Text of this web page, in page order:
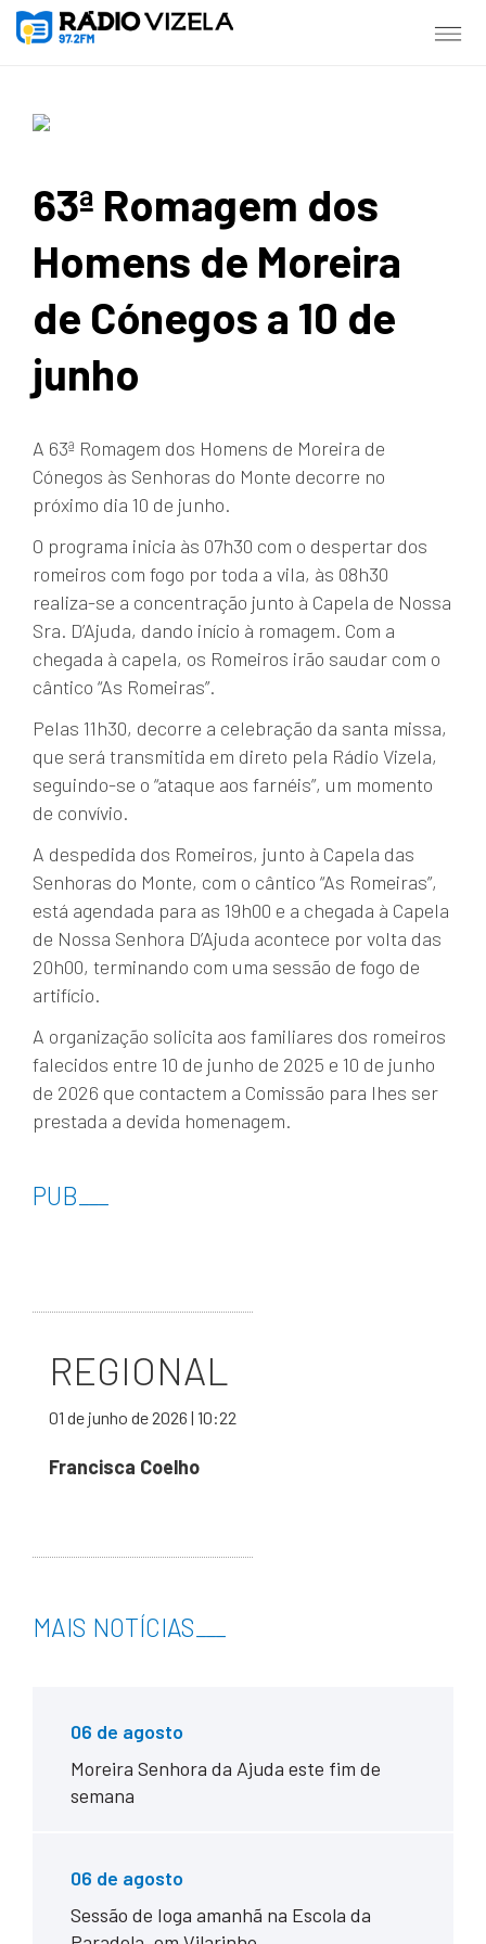
63ª Romagem dos
Homens de Moreira
de Cónegos a 10 de
junho
A 63ª Romagem dos Homens de Moreira de
Cónegos às Senhoras do Monte decorre no
próximo dia 10 de junho.
O programa inicia às 07h30 com o despertar dos
romeiros com fogo por toda a vila, às 08h30
realiza-se a concentração junto à Capela de Nossa
Sra. D’Ajuda, dando início à romagem. Com a
chegada à capela, os Romeiros irão saudar com o
cântico “As Romeiras”.
Pelas 11h30, decorre a celebração da santa missa,
que será transmitida em direto pela Rádio Vizela,
seguindo-se o “ataque aos farnéis”, um momento
de convívio.
A despedida dos Romeiros, junto à Capela das
Senhoras do Monte, com o cântico “As Romeiras”,
está agendada para as 19h00 e a chegada à Capela
de Nossa Senhora D’Ajuda acontece por volta das
20h00, terminando com uma sessão de fogo de
artifício.
A organização solicita aos familiares dos romeiros
falecidos entre 10 de junho de 2025 e 10 de junho
de 2026 que contactem a Comissão para lhes ser
prestada a devida homenagem.
PUB
REGIONAL
01 de junho de 2026 | 10:22
Francisca Coelho
MAIS NOTÍCIAS
06 de agosto
Moreira Senhora da Ajuda este fim de
semana
06 de agosto
Sessão de Ioga amanhã na Escola da